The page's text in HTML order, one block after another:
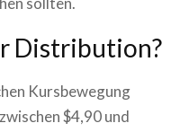
Distribution?
Kursbewegung
$4,90 und